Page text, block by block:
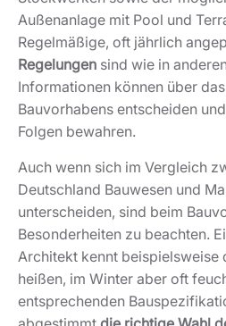
Außenanlage mit Pool und
Regelmäßige, oft jährlich
Regelungen sind wie in
Informationen können über
Bauvorhabens entscheiden
Folgen bewahren.
Auch wenn sich im Vergleich
Deutschland Bauwesen und
unterscheiden, sind beim
Besonderheiten zu beachten.
Architekt kennt beispielsweise
heißen, im Winter aber oft
entsprechenden